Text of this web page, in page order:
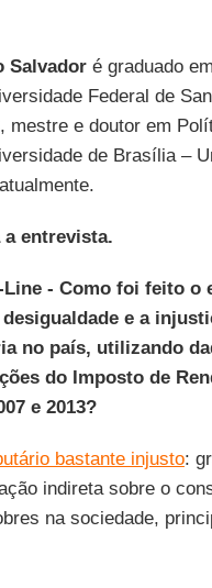
Salvadoré graduado
Federal de
mestre e doutor em
de Brasília –
entrevista.
Line - Como foi feito o
desigualdade e a
no país, utilizando
do Imposto de
e 2013?
bastante injusto:
indireta sobre o
na sociedade,